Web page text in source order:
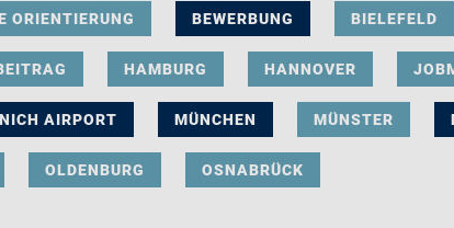
ORIENTIERUNG BEWERBUNG BIELEFELD
HAMBURG HANNOVER
AIRPORT MÜNCHEN MÜNSTER
OLDENBURG OSNABRÜCK